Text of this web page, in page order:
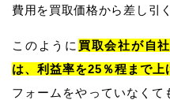
費用を買取価格から差し引
このように 買取会社が自
は、利益率を25％程まで上
フォームをやっていなくて